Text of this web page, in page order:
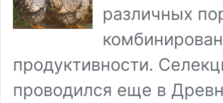
различных
продуктивности.
проводился еще в